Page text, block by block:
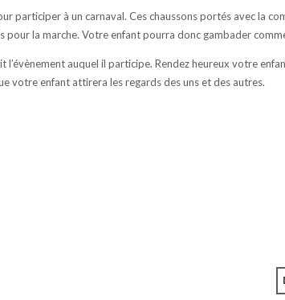
participer à un carnaval. Ces chaussons portés avec la
la marche. Votre enfant pourra donc gambader
auquel il participe. Rendez heureux votre
votre enfant attirera les regards des uns et des autres.